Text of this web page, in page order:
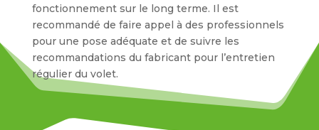
fonctionnement sur le long terme. Il est
recommandé de faire appel à des professionnels
pour une pose adéquate et de suivre les
recommandations du fabricant pour l’entretien
régulier du volet.